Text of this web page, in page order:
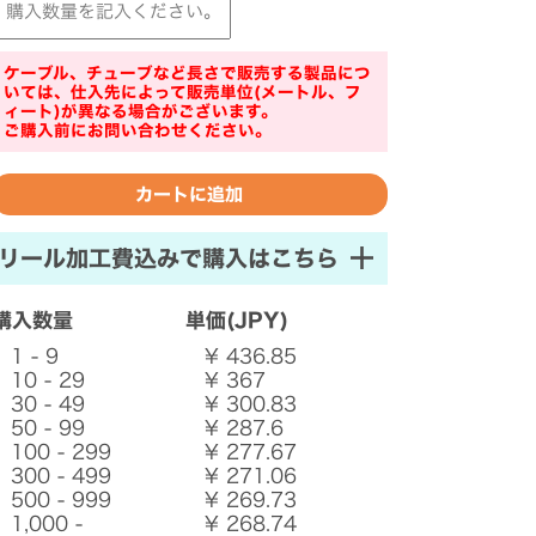
ケーブル、チューブなど長さで販売する製品につ
いては、仕入先によって販売単位(メートル、フ
ィート)が異なる場合がございます。
ご購入前にお問い合わせください。
リール加工費込みで購入はこちら
入数量
単価(JPY)
1 - 9
¥ 436.85
10 - 29
¥ 367
30 - 49
¥ 300.83
50 - 99
¥ 287.6
100 - 299
¥ 277.67
300 - 499
¥ 271.06
500 - 999
¥ 269.73
1,000 -
¥ 268.74